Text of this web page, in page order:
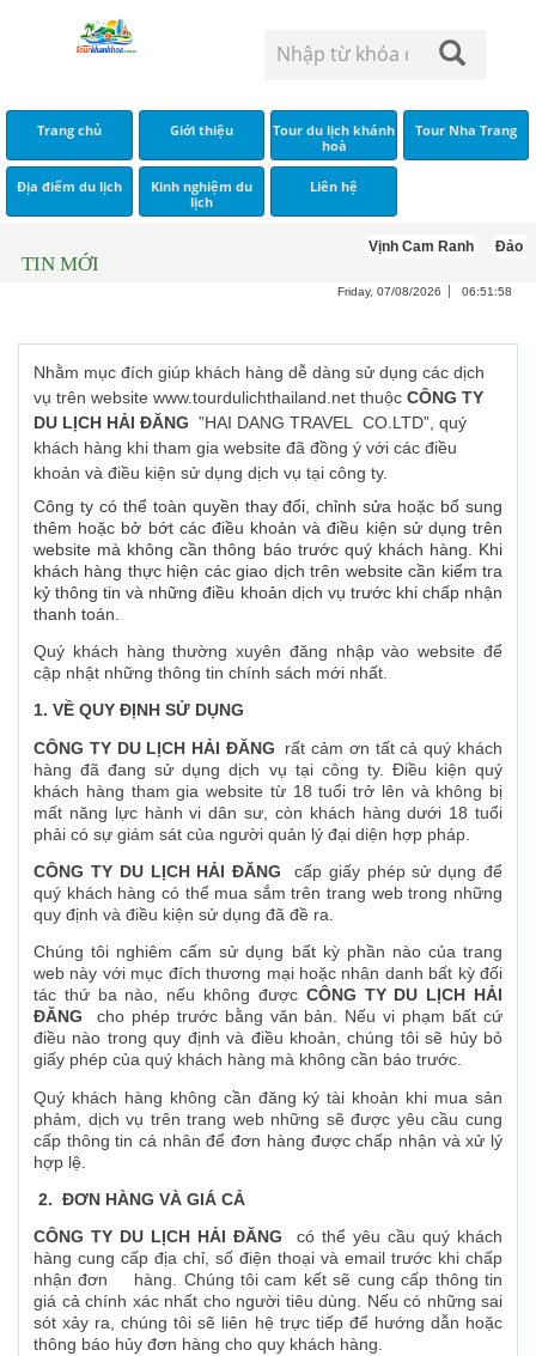
Trang chủ Giới thiệu
Tour du lịch khánh
hoà
Tour Nha Trang
Địa điểm du lịch
Kinh nghiệm du
lịch
Liên hệ
TIN MỚI
Vịnh Cam Ranh Đảo
Friday, 07/08/2026 06:51:58
Nhằm mục đích giúp khách hàng dễ dàng sử dụng các dịch
vụ trên website www.tourdulichthailand.net thuộc CÔNG TY
DU LỊCH HẢI ĐĂNG ”HAI DANG TRAVEL CO.LTD”, quý
khách hàng khi tham gia website đã đồng ý với các điều
khoản và điều kiện sử dụng dịch vụ tại công ty.
Công ty có thể toàn quyền thay đổi, chỉnh sửa hoặc bổ sung
thêm hoặc bở bớt các điều khoản và điều kiện sử dụng trên
website mà không cần thông báo trước quý khách hàng. Khi
khách hàng thực hiện các giao dịch trên website cần kiểm tra
kỷ thông tin và những điều khoản dịch vụ trước khi chấp nhận
thanh toán.
Quý khách hàng thường xuyên đăng nhập vào website để
cập nhật những thông tin chính sách mới nhất.
1. VỀ QUY ĐỊNH SỬ DỤNG
CÔNG TY DU LỊCH HẢI ĐĂNG
rất cảm ơn tất cả quý khách
hàng đã đang sử dụng dịch vụ tại công ty. Điều kiện quý
khách hàng tham gia website từ 18 tuổi trở lên và không bị
mất năng lực hành vi dân sư, còn khách hàng dưới 18 tuổi
phải có sự giám sát của người quản lý đại diện hợp pháp.
CÔNG TY DU LỊCH HẢI ĐĂNG
cấp giấy phép sử dụng để
quý khách hàng có thể mua sắm trên trang web trong những
quy định và điều kiện sử dụng đã đề ra.
Chúng tôi nghiêm cấm sử dụng bất kỳ phần nào của trang
web này với mục đích thương mại hoặc nhân danh bất kỳ đối
tác thứ ba nào, nếu không được CÔNG TY DU LỊCH HẢI
ĐĂNG cho phép trước bằng văn bản. Nếu vi phạm bất cứ
điều nào trong quy định và điều khoản, chúng tôi sẽ hủy bỏ
giấy phép của quý khách hàng mà không cần báo trước.
Quý khách hàng không cần đăng ký tài khoản khi mua sản
phảm, dịch vụ trên trang web những sẽ được yêu cầu cung
cấp thông tin cá nhân để đơn hàng được chấp nhận và xử lý
hợp lệ.
2. ĐƠN HÀNG VÀ GIÁ CẢ
CÔNG TY DU LỊCH HẢI ĐĂNG
có thể yêu cầu quý khách
hàng cung cấp địa chỉ, số điện thoại và email trước khi chấp
nhận đơn hàng. Chúng tôi cam kết sẽ cung cấp thông tin
giá cả chính xác nhất cho người tiêu dùng. Nếu có những sai
sót xảy ra, chúng tôi sẽ liên hệ trực tiếp để hướng dẫn hoặc
thông báo hủy đơn hàng cho quy khách hàng.